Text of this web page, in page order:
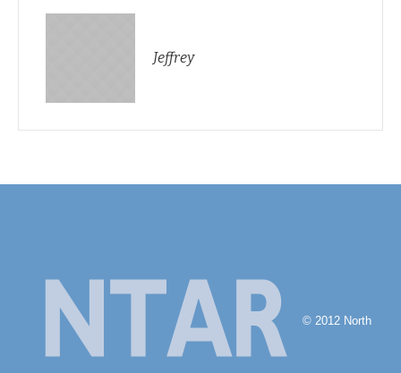
Jeffrey
© 2012 North